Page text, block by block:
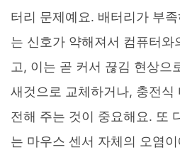
터리 문제예요. 배터리가 부
는 신호가 약해져서 컴퓨터와
고, 이는 곧 커서 끊김 현상으
새것으로 교체하거나, 충전식
전해 주는 것이 중요해요. 또
는 마우스 센서 자체의 오염